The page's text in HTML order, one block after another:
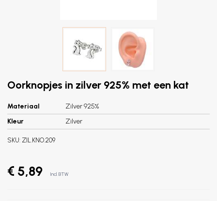
Oorknopjes in zilver 925% met een kat
Materiaal
Zilver 925%
Kleur
Zilver
SKU: ZIL.KNO.209
€ 5,89 Incl. BTW